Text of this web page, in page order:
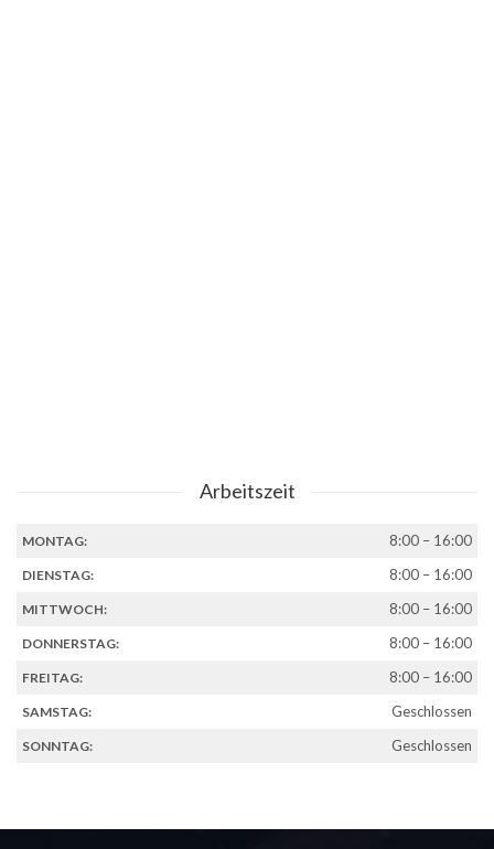
Arbeitszeit
MONTAG: 8:00 – 16:00
DIENSTAG: 8:00 – 16:00
MITTWOCH: 8:00 – 16:00
DONNERSTAG: 8:00 – 16:00
FREITAG: 8:00 – 16:00
SAMSTAG: Geschlossen
SONNTAG: Geschlossen